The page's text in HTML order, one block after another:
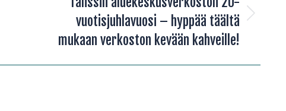
post:
vuotisjuhlavuosi – hyppää täältä
mukaan verkoston kevään kahveille!